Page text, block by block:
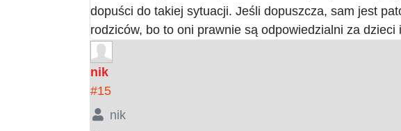
dopuści do takiej sytuacji. Jeśli dopuszcza, sam jest
rodziców, bo to oni prawnie są odpowiedzialni za dzieci
nik
#15
nik